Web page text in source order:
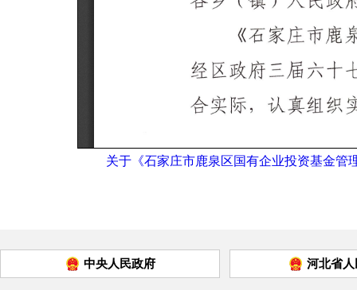
关于《石家庄市鹿泉区国有企业投资基金管